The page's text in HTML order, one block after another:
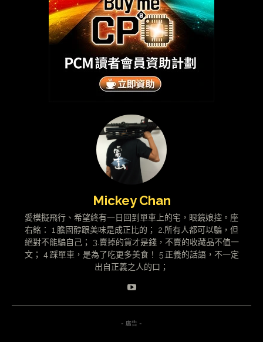
Mickey Chan
愛模擬飛行、希望終有一日回到單車上的宅，眼鏡娘控。座
右銘： 1.膽固醇跟美味是成正比的； 2.所有人都可以騙，但
絕對不能騙自己； 3.賣掉的貨才是錢，不賣的收藏品不值一
文； 4.踩單車，是為了吃更多美食！ 5.正義的話語，不一定
出自正義之人的口；
- 廣告 -